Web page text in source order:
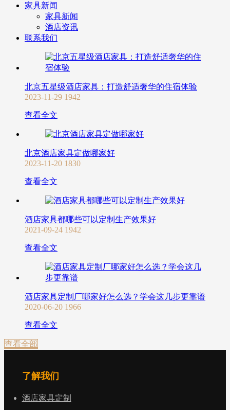
家具新闻
家具新闻
酒店资讯
联系我们
北京五星级酒店家具：打造舒适奢华的住宿体验
2023-11-29 1942
查看全文
北京酒店家具定做哪家好
2023-11-20 1830
查看全文
酒店家具都哪些可以定制生产效果好
2021-09-24 1942
查看全文
酒店家具定制厂哪家好怎么选？学会这几步更靠谱
2020-06-20 1966
查看全文
查看全部
了解我们
酒店家具定制